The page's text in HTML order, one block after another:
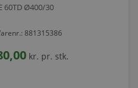
60TD Ø400/30
881315386
kr. pr. stk.